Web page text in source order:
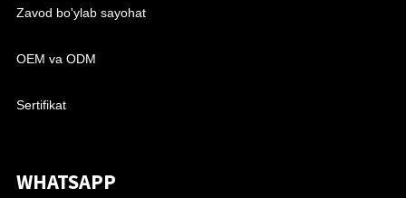
Zavod bo'ylab sayohat
OEM va ODM
Sertifikat
WHATSAPP